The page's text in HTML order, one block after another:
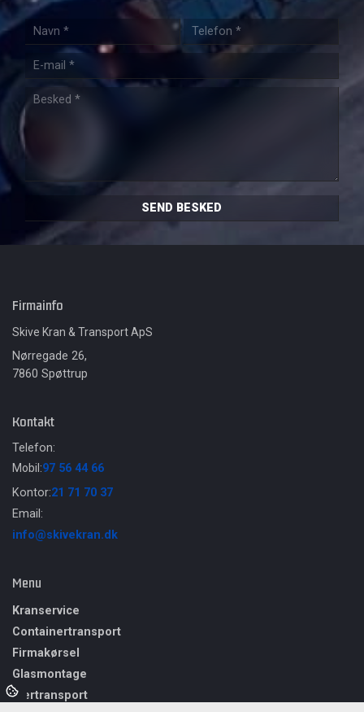
Firmainfo
Skive Kran & Transport ApS
Nørregade 26,
7860 Spøttrup
Kontakt
Telefon:
Mobil:97 56 44 66
Kontor:21 71 70 37
Email:
info@skivekran.dk
Menu
Kranservice
Containertransport
Firmakørsel​
Glasmontage
Særtransport